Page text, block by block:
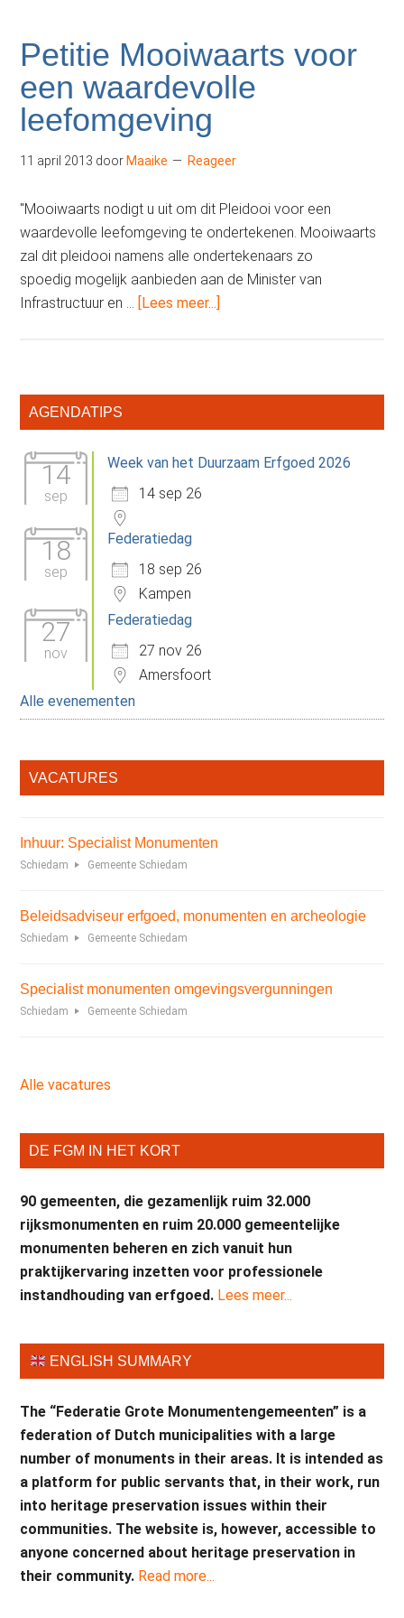
Petitie Mooiwaarts voor
een waardevolle
leefomgeving
11 april 2013 door Maaike Reageer
"Mooiwaarts nodigt u uit om dit Pleidooi voor een
waardevolle leefomgeving te ondertekenen. Mooiwaarts
zal dit pleidooi namens alle ondertekenaars zo
spoedig mogelijk aanbieden aan de Minister van
Infrastructuur en … [Lees meer...]
waardevolle
Primaire
AGENDATIPS
14
sep
Week van het Duurzaam Erfgoed 2026
14 sep 26
18
sep
Federatiedag
18 sep 26
Kampen
27
nov
Federatiedag
27 nov 26
Amersfoort
Alle evenementen
VACATURES
Inhuur: Specialist Monumenten
Schiedam Gemeente Schiedam
Beleidsadviseur erfgoed, monumenten en archeologie
Schiedam Gemeente Schiedam
Specialist monumenten omgevingsvergunningen
Schiedam Gemeente Schiedam
Alle vacatures
DE FGM IN HET KORT
90 gemeenten, die gezamenlijk ruim 32.000
rijksmonumenten en ruim 20.000 gemeentelijke
monumenten beheren en zich vanuit hun
praktijkervaring inzetten voor professionele
instandhouding van erfgoed. Lees meer...
ENGLISH SUMMARY
The “Federatie Grote Monumentengemeenten” is a
federation of Dutch municipalities with a large
number of monuments in their areas. It is intended as
a platform for public servants that, in their work, run
into heritage preservation issues within their
communities. The website is, however, accessible to
anyone concerned about heritage preservation in
their community. Read more...